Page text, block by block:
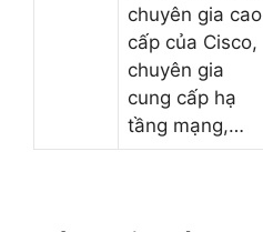
chuyên gia cao
cấp của Cisco,
chuyên gia
cung cấp hạ
tầng mạng,…